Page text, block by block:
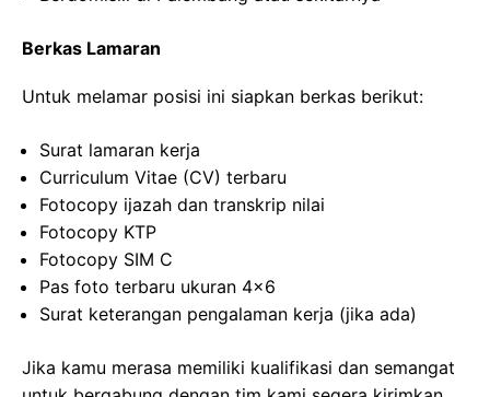
Berkas Lamaran
Untuk melamar posisi ini siapkan berkas berikut:
Surat lamaran kerja
Curriculum Vitae (CV) terbaru
Fotocopy ijazah dan transkrip nilai
Fotocopy KTP
Fotocopy SIM C
Pas foto terbaru ukuran 4×6
Surat keterangan pengalaman kerja (jika ada)
Jika kamu merasa memiliki kualifikasi dan semangat